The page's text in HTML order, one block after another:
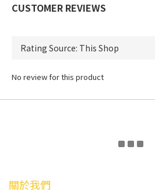
CUSTOMER REVIEWS
No review for this product
關於我們